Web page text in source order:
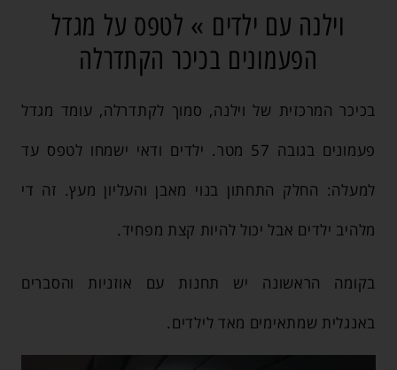
וילנה עם ילדים » לטפס על מגדל
הפעמונים בכיכר הקתדרלה
בכיכר המרכזית של וילנה, סמוך לקתדרלה, עומד מגדל
פעמונים בגובה 57 מטר. ילדים ודאי ישמחו לטפס עד
למעלה: החלק התחתון בנוי מאבן והעליון מעץ. זה די
מלהיב ילדים אבל יכול להיות קצת מפחיד.
בקומה הראשונה יש תחנות עם אוזניות והסברים
באנגלית שמתאימים מאד לילדים.